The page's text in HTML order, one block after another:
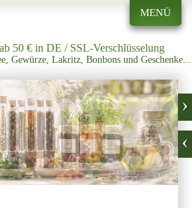
MENÜ
50 € in DE / SSL-Verschlüsselung
Gewürze, Lakritz, Bonbons und Geschenke...